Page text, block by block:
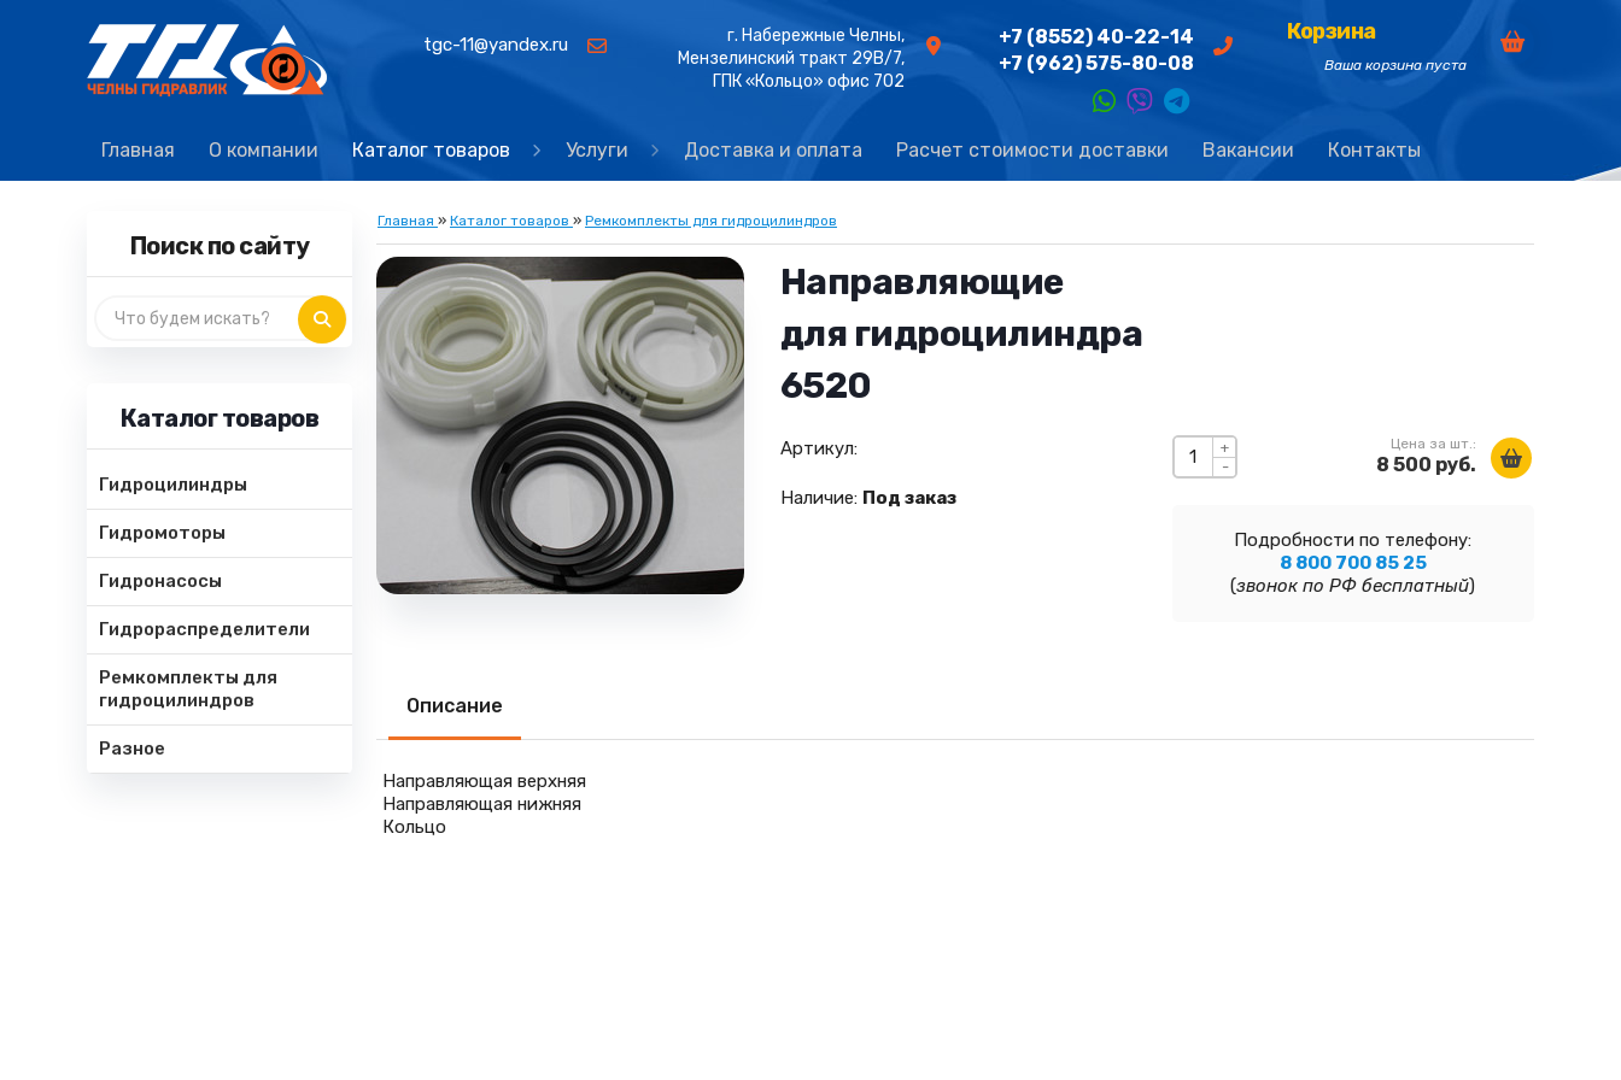
tgc-11@yandex.ru
г. Набережные Челны,
Мензелинский тракт 29В/7,
ГПК «Кольцо» офис 702
+7 (8552) 40-22-14
+7 (962) 575-80-08
Корзина
Ваша корзина пуста
Главная О компании Каталог товаров Услуги Доставка и оплата Расчет стоимости доставки Вакансии Контакты
Поиск по сайту
Каталог товаров
Гидроцилиндры
Гидромоторы
Гидронасосы
Гидрораспределители
Ремкомплекты для
гидроцилиндров
Разное
Главная » Каталог товаров » Ремкомплекты для гидроцилиндров
Направляющие
для гидроцилиндра
6520
+
-
Цена за шт.:
8 500 руб.
Подробности по телефону:
8 800 700 85 25
(звонок по РФ бесплатный)
Артикул:
Наличие: Под заказ
Описание
Направляющая верхняя
Направляющая нижняя
Кольцо